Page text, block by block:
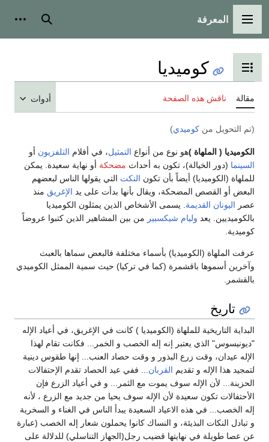
القائمة الرئيسية
المعرفة بحث
تبديل عرض جدول المحتويات
كوميديا
مقالة ناقش هذه الصفحة أدوات
(تم التحويل من كوميدي)
الكوميديا ( الملهاة )هو نوع من أنواع التمثيل، في أفلام التلفزيون أو
السينما (دور الخيالة)، تكون به أحداث مضحكة أو نهاية سعيدة. يمكن
للملهاة (الكوميديا) أيضاً بأن تكون النكت التي يقولها الناس لبعضهم
البعض أو القصص المضحكة، ويقال بأنها بدأت على يد الإغريق منذ
عصر اليونان القديمة . يسمى الأشخاص الذين يمثلون الكوميديا
بالكوميديين. يعد وليام شيكسبير من بين المشاهير الذين كتبوا عروضاً
كوميدية.
عرفت الملهاة (الكوميديا) بأسماء مختلفة فالبعض سماها بالعبث
وآخرين أسموها باقشمرة (كما في تركيا) حيث سمية الممثل الكوميدي
بالقشمر.
تاريخ
البداية التاريخية للملهاة (الكوميديا ) كانت في الإغريق، في أعياد الإله
"ديونيسوس" الذي يعتبر إنه إله الخصب و الخمر... فكانت تقام لهذا
الإله عيدان، وقت زرع البذور و وقت حصاد العنب... إنها طقوس دينية
لتمجيد هذا الإله و تقديم القربان... ففي عيد الحصاد تقدم الإحتفالات
الحزينة... لأن الإله سوف يموت مع الثمر... و في أعياد الزرع فإن
الأحتفالات تكون سعيدة لأن الإله سوف يحيا من جديد مع الزرع ، لأنه
إله الخصب... في هذه الاعياد السعيدة يبدأ الناس في الغناء و السخرية
و تبادل النكات البذيئة، و النساك كانوا يحملون شعار إله الخصب (عبارة
عن عصا طويلة في نهايتها قضيب رجل(الجهاز التناسلي) للدلالة على